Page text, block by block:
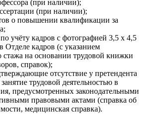
(при наличии);
(при наличии);
о повышении квалификации за
учёту кадров с фотографией 3,5 х 4,5
Отделе кадров (с указанием
стажа на основании трудовой книжки
справок);
отсутствие у претендента
трудовой деятельностью в
предусмотренных законодательными
правовыми актами (справка об
медицинская справка).